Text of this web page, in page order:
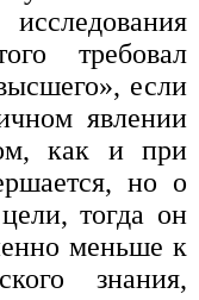
требовал
если
явлении
как и при
но о
тогда он
меньше к
знания,